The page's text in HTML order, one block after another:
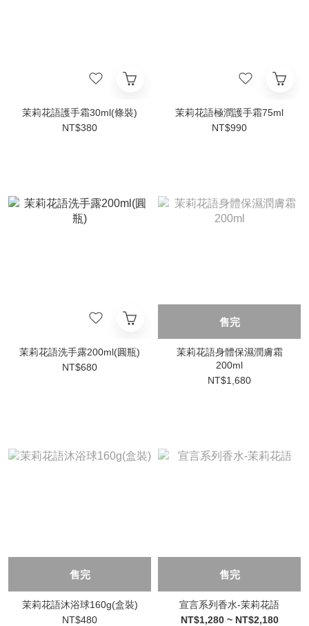
茉莉花語護手霜30ml(條裝)
NT$380
茉莉花語極潤護手霜75ml
NT$990
茉莉花語洗手露200ml(圓瓶)
NT$680
售完
茉莉花語身體保濕潤膚霜
200ml
NT$1,680
售完
茉莉花語沐浴球160g(盒裝)
NT$480
售完
宣言系列香水-茉莉花語
NT$1,280 ~ NT$2,180